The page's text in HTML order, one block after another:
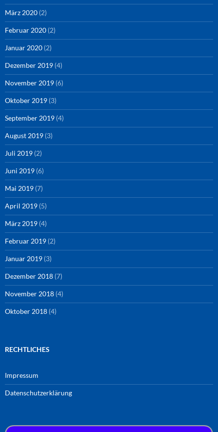
März 2020 (2)
Februar 2020 (2)
Januar 2020 (2)
Dezember 2019 (4)
November 2019 (6)
Oktober 2019 (3)
September 2019 (4)
August 2019 (3)
Juli 2019 (2)
Juni 2019 (6)
Mai 2019 (7)
April 2019 (5)
März 2019 (4)
Februar 2019 (2)
Januar 2019 (3)
Dezember 2018 (7)
November 2018 (4)
Oktober 2018 (4)
RECHTLICHES
Impressum
Datenschutzerklärung